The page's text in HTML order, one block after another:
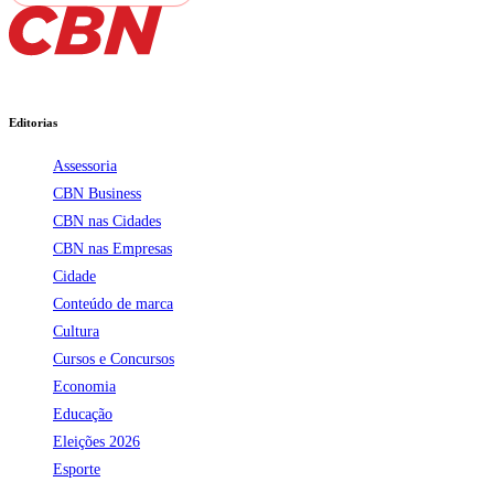
Editorias
Assessoria
CBN Business
CBN nas Cidades
CBN nas Empresas
Cidade
Conteúdo de marca
Cultura
Cursos e Concursos
Economia
Educação
Eleições 2026
Esporte